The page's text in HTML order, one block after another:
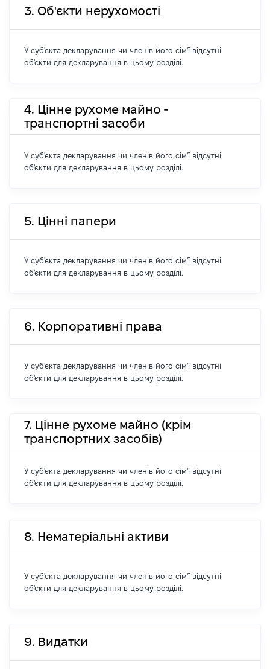
3. Об'єкти нерухомості
У суб'єкта декларування чи членів його сім'ї відсутні
об'єкти для декларування в цьому розділі.
4. Цінне рухоме майно -
транспортні засоби
У суб'єкта декларування чи членів його сім'ї відсутні
об'єкти для декларування в цьому розділі.
5. Цінні папери
У суб'єкта декларування чи членів його сім'ї відсутні
об'єкти для декларування в цьому розділі.
6. Корпоративні права
У суб'єкта декларування чи членів його сім'ї відсутні
об'єкти для декларування в цьому розділі.
7. Цінне рухоме майно (крім
транспортних засобів)
У суб'єкта декларування чи членів його сім'ї відсутні
об'єкти для декларування в цьому розділі.
8. Нематеріальні активи
У суб'єкта декларування чи членів його сім'ї відсутні
об'єкти для декларування в цьому розділі.
9. Видатки